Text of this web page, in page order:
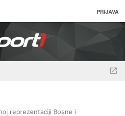
PRIJAVA
reprezentaciji Bosne i